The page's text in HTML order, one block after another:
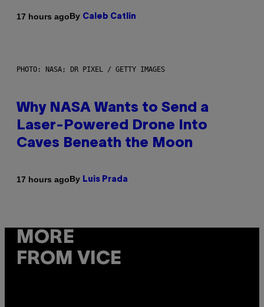
17 hours agoBy Caleb Catlin
PHOTO: NASA; DR PIXEL / GETTY IMAGES
Why NASA Wants to Send a
Laser-Powered Drone Into
Caves Beneath the Moon
17 hours agoBy Luis Prada
MORE
FROM VICE